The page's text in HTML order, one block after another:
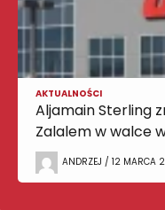
AKTUALNOŚCI
Aljamain Sterling
Zalalem w walce
ANDRZEJ / 12 MARCA